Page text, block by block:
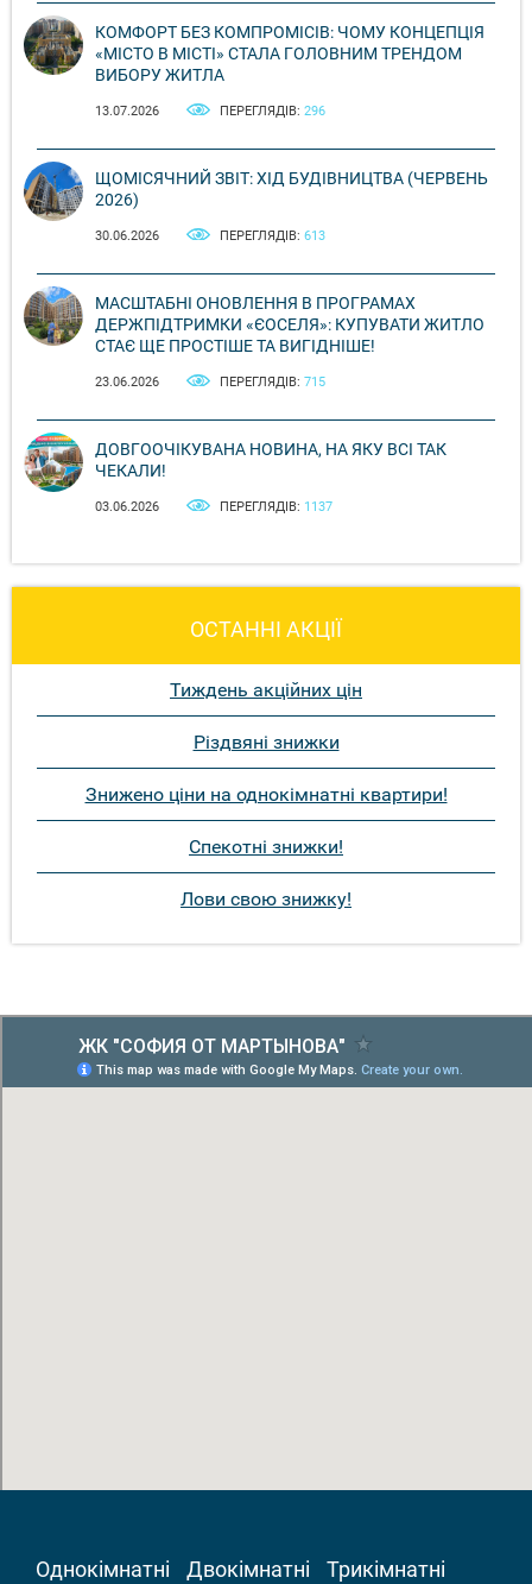
КОМФОРТ БЕЗ КОМПРОМІСІВ: ЧОМУ КОНЦЕПЦІЯ
«МІСТО В МІСТІ» СТАЛА ГОЛОВНИМ ТРЕНДОМ
ВИБОРУ ЖИТЛА
13.07.2026 ПЕРЕГЛЯДІВ: 296
ЩОМІСЯЧНИЙ ЗВІТ: ХІД БУДІВНИЦТВА (ЧЕРВЕНЬ
2026)
30.06.2026 ПЕРЕГЛЯДІВ: 613
МАСШТАБНІ ОНОВЛЕННЯ В ПРОГРАМАХ
ДЕРЖПІДТРИМКИ «ЄОСЕЛЯ»: КУПУВАТИ ЖИТЛО
СТАЄ ЩЕ ПРОСТІШЕ ТА ВИГІДНІШЕ!
23.06.2026 ПЕРЕГЛЯДІВ: 715
ДОВГООЧІКУВАНА НОВИНА, НА ЯКУ ВСІ ТАК
ЧЕКАЛИ!
03.06.2026 ПЕРЕГЛЯДІВ: 1137
ОСТАННІ АКЦІЇ
Тиждень акційних цін
Різдвяні знижки
Знижено ціни на однокімнатні квартири!
Спекотні знижки!
Лови свою знижку!
Однокімнатні Двокімнатні Трикімнатні